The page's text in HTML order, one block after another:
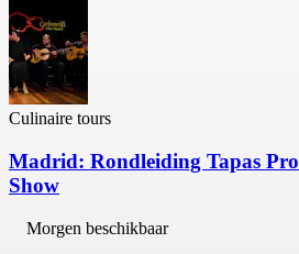
Culinaire tours
Madrid: Rondleiding Tapas
Show
Morgen beschikbaar